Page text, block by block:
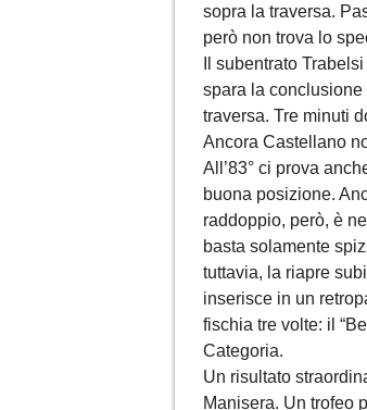
sopra la traversa.
però non trova lo
Il subentrato
spara la conclusione
traversa. Tre minuti
Ancora Castellano
All’83° ci prova
buona posizione.
raddoppio, però, è
basta solamente
tuttavia, la riapre
inserisce in un
fischia tre volte: il
Categoria.
Un risultato
Manisera. Un trofeo